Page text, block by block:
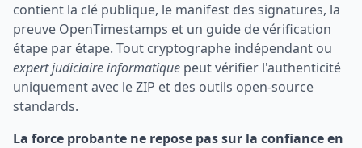
contient la clé publique, le manifest des signatures, la
preuve OpenTimestamps et un guide de vérification
étape par étape. Tout cryptographe indépendant ou
expert judiciaire informatique peut vérifier l'authenticité
uniquement avec le ZIP et des outils open-source
standards.
La force probante ne repose pas sur la confiance en